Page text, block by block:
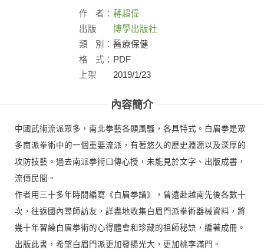
作 者： 蔣超偉
出版
社：
博學出版社
類
別： 醫療保健
格
式： PDF
上架
2019/1/23
內容簡介
中國武術流派眾多，南北拳藝各顯風騷，各具特式。白眉拳是眾
多南派拳術中的一個重要流派，有著悠久的歷史淵源以及深厚的
攻防技藝。過去南派拳術口傳心授，未能見於文字、出版成書，
流傳民間。
作者用三十多年時間編寫《白眉拳譜》，曾遠赴越南先後各數十
次，往返國內尋師訪友，詳盡地收集白眉門派拳術器械資料，將
幾十年習練白眉拳術的心得體會和珍藏的祖師秘訣，編著成冊。
出版此書，希望白眉門派更加發揚光大，更加桃李滿門。